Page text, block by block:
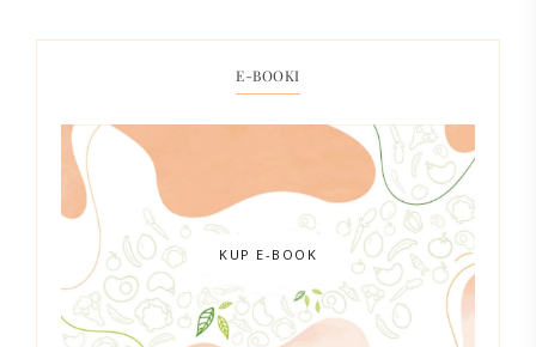
E-BOOKI
KUP E-BOOK